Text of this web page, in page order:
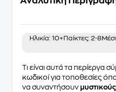
Ηλικία: 10+Παίκτες: 2-8
Τι είναι αυτά τα περίεργα
κωδικοί για τοποθεσίες
να συναντήσουν